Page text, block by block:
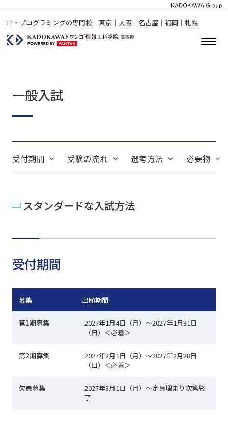
IT・プログラミングの専門校 東京｜大阪｜名古屋｜福岡｜札幌
一般入試
受付期間 受験の流れ 選考方法 必要物
スタンダードな入試方法
受付期間
募集 出願期間
第1期募集
2027年1月4日（月）～2027年1月31日
（日）＜必着＞
第2期募集
2027年2月1日（月）～2027年2月28日
（日）＜必着＞
欠員募集
2027年3月1日（月）～定員埋まり次第終
了